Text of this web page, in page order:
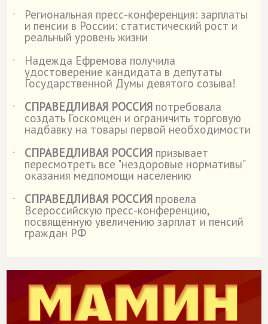
˙ Региональная пресс-конференция: зарплаты
и пенсии в России: статистический рост и
реальный уровень жизни
˙
Надежда Ефремова получила
удостоверение кандидата в депутаты
Государственной Думы девятого созыва!
˙
СПРАВЕДЛИВАЯ РОССИЯ потребовала
создать Госкомцен и ограничить торговую
надбавку на товары первой необходимости
˙
СПРАВЕДЛИВАЯ РОССИЯ призывает
пересмотреть все "нездоровые нормативы"
оказания медпомощи населению
˙
СПРАВЕДЛИВАЯ РОССИЯ провела
Всероссийскую пресс-конференцию,
посвящённую увеличению зарплат и пенсий
граждан РФ